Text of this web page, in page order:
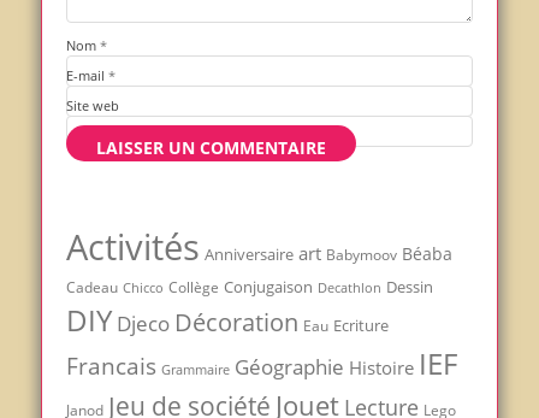
Nom *
E-mail *
Site web
Activités Anniversaire art Babymoov Béaba
Cadeau Chicco Collège Conjugaison Decathlon Dessin
DIY Djeco Décoration Eau Ecriture
Francais Grammaire Géographie Histoire IEF
Janod Jeu de société Jouet Lecture Lego